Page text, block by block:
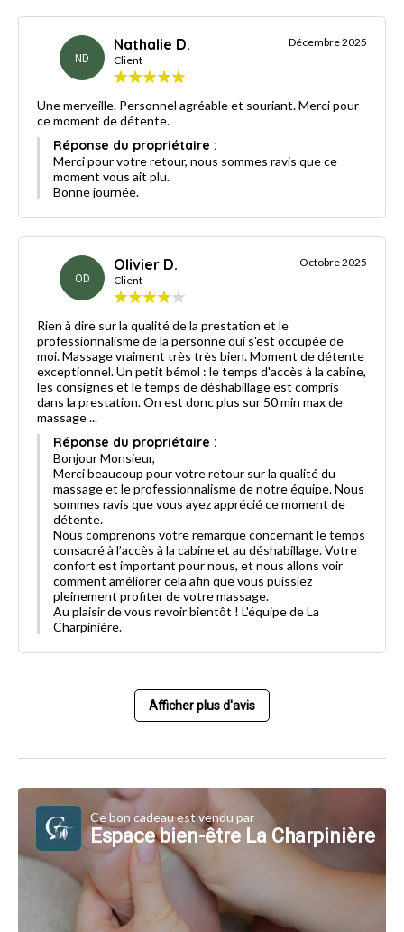
ND
Nathalie D.
Client
Décembre 2025
Une merveille. Personnel agréable et souriant. Merci pour
ce moment de détente.
Réponse du propriétaire :
Merci pour votre retour, nous sommes ravis que ce
moment vous ait plu.
Bonne journée.
OD
Olivier D.
Client
Octobre 2025
Rien à dire sur la qualité de la prestation et le
professionnalisme de la personne qui s'est occupée de
moi. Massage vraiment très très bien. Moment de détente
exceptionnel. Un petit bémol : le temps d'accès à la cabine,
les consignes et le temps de déshabillage est compris
dans la prestation. On est donc plus sur 50 min max de
massage ...
Réponse du propriétaire :
Bonjour Monsieur,
Merci beaucoup pour votre retour sur la qualité du
massage et le professionnalisme de notre équipe. Nous
sommes ravis que vous ayez apprécié ce moment de
détente.
Nous comprenons votre remarque concernant le temps
consacré à l’accès à la cabine et au déshabillage. Votre
confort est important pour nous, et nous allons voir
comment améliorer cela afin que vous puissiez
pleinement profiter de votre massage.
Au plaisir de vous revoir bientôt ! L'équipe de La
Charpinière.
Afficher plus d'avis
Ce bon cadeau est vendu par
Espace bien-être La Charpinière